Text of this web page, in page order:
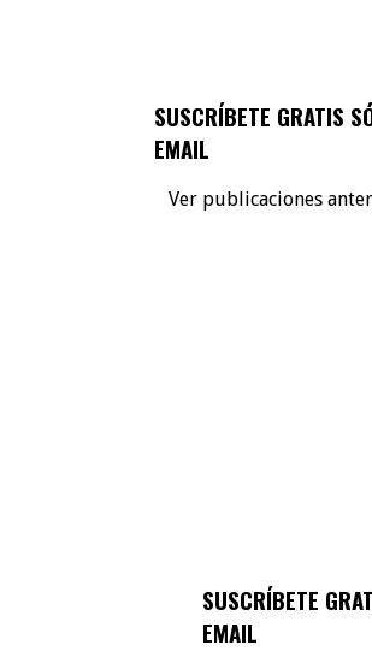
SUSCRÍBETE GRATIS
EMAIL
Ver publicaciones
SUSCRÍBETE
EMAIL